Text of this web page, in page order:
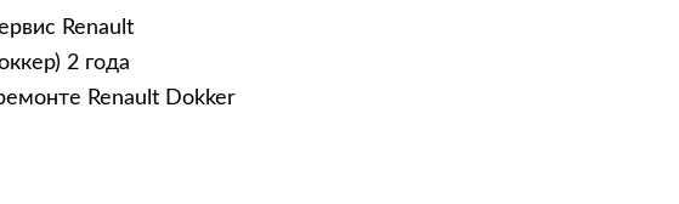
Renault
2 года
Renault Dokker